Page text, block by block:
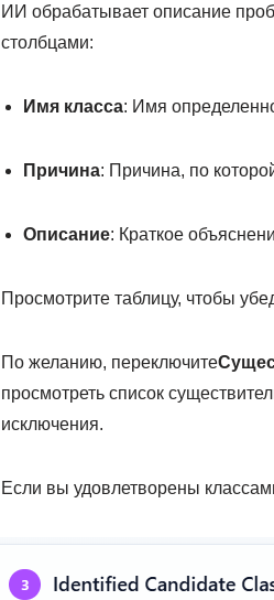
ИИ обрабатывает описание
столбцами:
Имя класса: Имя
Причина: Причина, по
Описание: Краткое
Просмотрите таблицу, чтобы
По желанию, переключите
просмотреть список
исключения.
Если вы удовлетворены